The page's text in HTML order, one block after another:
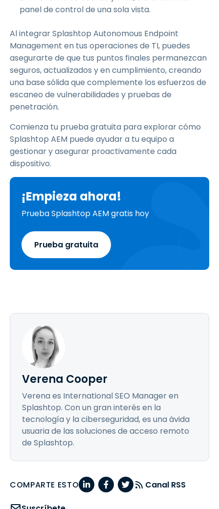
panel de control de una sola vista.
Al integrar Splashtop Autonomous Endpoint
Management en tus operaciones de TI, puedes
asegurarte de que tus puntos finales permanezcan
seguros, actualizados y en cumplimiento, creando
una base sólida que complemente los esfuerzos de
escaneo de vulnerabilidades y pruebas de
penetración.
Comienza tu prueba gratuita para explorar cómo
Splashtop AEM puede ayudar a tu equipo a
gestionar y asegurar proactivamente cada
dispositivo.
¡Empieza ahora!
Prueba Splashtop AEM gratis hoy
Prueba gratuita
Verena Cooper
Verena es International SEO Manager en
Splashtop. Con un gran interés en la
tecnología y la ciberseguridad, es una ávida
usuaria de las soluciones de acceso remoto
de Splashtop.
COMPARTE ESTO Canal RSS